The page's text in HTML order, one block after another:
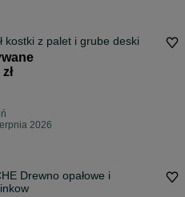
kostki z palet i grube deski
2026
Drewno opałowe i